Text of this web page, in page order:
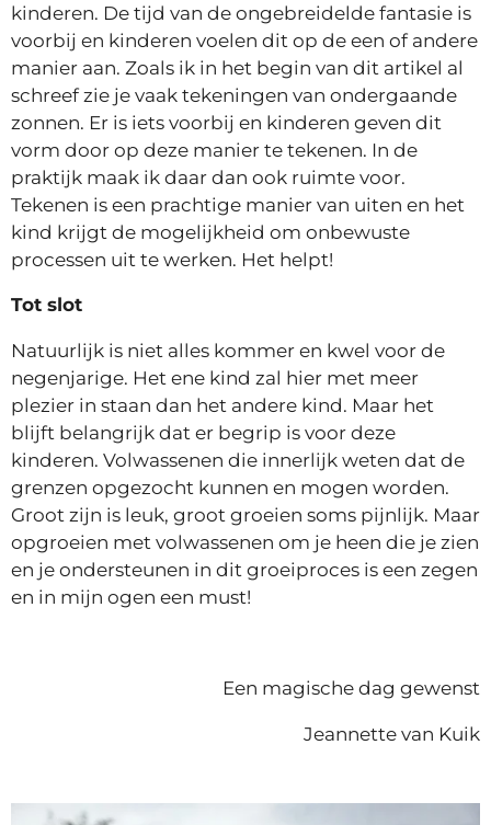
kinderen. De tijd van de ongebreidelde fantasie is
voorbij en kinderen voelen dit op de een of andere
manier aan. Zoals ik in het begin van dit artikel al
schreef zie je vaak tekeningen van ondergaande
zonnen. Er is iets voorbij en kinderen geven dit
vorm door op deze manier te tekenen. In de
praktijk maak ik daar dan ook ruimte voor.
Tekenen is een prachtige manier van uiten en het
kind krijgt de mogelijkheid om onbewuste
processen uit te werken. Het helpt!
Tot slot
Natuurlijk is niet alles kommer en kwel voor de
negenjarige. Het ene kind zal hier met meer
plezier in staan dan het andere kind. Maar het
blijft belangrijk dat er begrip is voor deze
kinderen. Volwassenen die innerlijk weten dat de
grenzen opgezocht kunnen en mogen worden.
Groot zijn is leuk, groot groeien soms pijnlijk. Maar
opgroeien met volwassenen om je heen die je zien
en je ondersteunen in dit groeiproces is een zegen
en in mijn ogen een must!
Een magische dag gewenst
Jeannette van Kuik